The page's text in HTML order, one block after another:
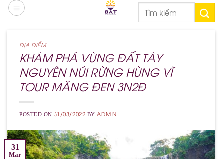
Skip
Search
for:
ĐỊA ĐIỂM
KHÁM PHÁ VÙNG ĐẤT TÂY
NGUYÊN NÚI RỪNG HÙNG VĨ
TOUR MĂNG ĐEN 3N2Đ
POSTED ON 31/03/2022 BYADMIN
31
Mar